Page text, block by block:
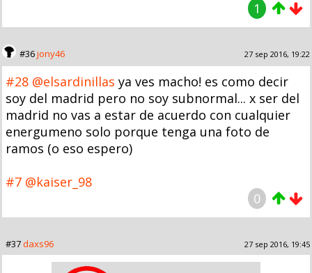
1
#36jony46 27 sep 2016, 19:22
#28 @elsardinillas ya ves macho! es como decir
soy del madrid pero no soy subnormal... x ser del
madrid no vas a estar de acuerdo con cualquier
energumeno solo porque tenga una foto de
ramos (o eso espero)
#7 @kaiser_98
0
#37daxs96 27 sep 2016, 19:45